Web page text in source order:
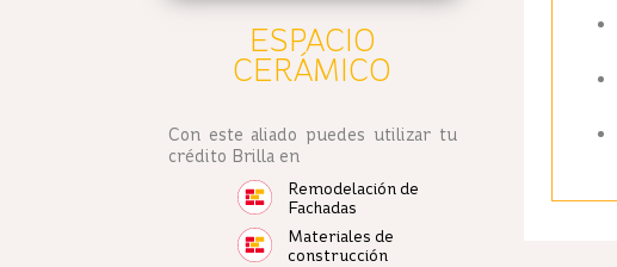
ESPACIO
CERÁMICO
Con este aliado puedes utilizar tu
crédito Brilla en
Remodelación de
Fachadas
Materiales de
construcción